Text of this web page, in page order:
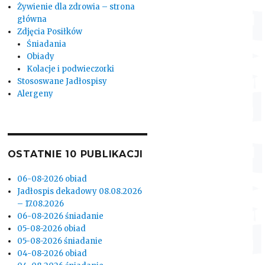
Żywienie dla zdrowia – strona
główna
Zdjęcia Posiłków
Śniadania
Obiady
Kolacje i podwieczorki
Stososwane Jadłospisy
Alergeny
OSTATNIE 10 PUBLIKACJI
06-08-2026 obiad
Jadłospis dekadowy 08.08.2026
– 17.08.2026
06-08-2026 śniadanie
05-08-2026 obiad
05-08-2026 śniadanie
04-08-2026 obiad